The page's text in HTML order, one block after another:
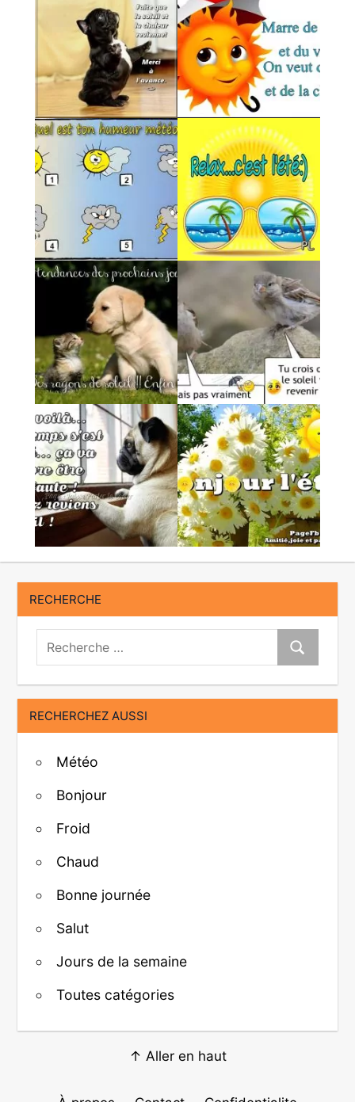
RECHERCHE
Recherche:
Recherche
RECHERCHEZ AUSSI
Météo
Bonjour
Froid
Chaud
Bonne journée
Salut
Jours de la semaine
Toutes catégories
↑ Aller en haut